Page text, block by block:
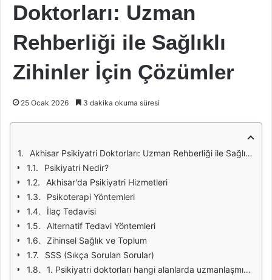
Doktorları: Uzman
Rehberliği ile Sağlıklı
Zihinler İçin Çözümler
25 Ocak 2026 3 dakika okuma süresi
Akhisar Psikiyatri Doktorları: Uzman Rehberliği ile Sağlıklı Zihinler İçin Çözümler
Psikiyatri Nedir?
Akhisar'da Psikiyatri Hizmetleri
Psikoterapi Yöntemleri
İlaç Tedavisi
Alternatif Tedavi Yöntemleri
Zihinsel Sağlık ve Toplum
SSS (Sıkça Sorulan Sorular)
1. Psikiyatri doktorları hangi alanlarda uzmanlaşmıştır?